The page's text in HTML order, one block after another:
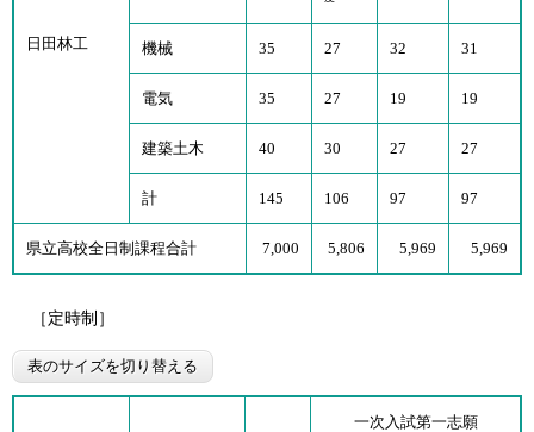
日田林工 機械 35 27 32 31
電気 35 27 19 19
建築土木 40 30 27 27
計 145 106 97 97
県立高校全日制課程合計 7,000 5,806 5,969 5,969
［定時制］
表のサイズを切り替える
一次入試第一志願